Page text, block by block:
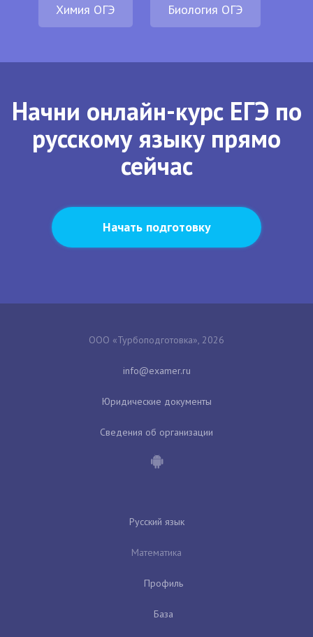
Химия ОГЭ Биология ОГЭ
Начни онлайн-курс ЕГЭ по
русскому языку прямо
сейчас
Начать подготовку
ООО «Турбоподготовка», 2026
Юридические документы
Сведения об организации
Русский язык
Математика
Профиль
База